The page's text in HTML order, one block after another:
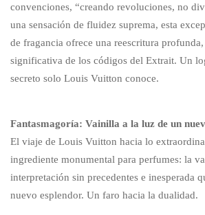
convenciones, “creando revoluciones, no
una sensación de fluidez suprema, esta
de fragancia ofrece una reescritura
significativa de los códigos del Extrait. Un
secreto solo Louis Vuitton conoce.
Fantasmagoría: Vainilla a la luz de un
El viaje de Louis Vuitton hacia lo
ingrediente monumental para perfumes: la
interpretación sin precedentes e inesperada
nuevo esplendor. Un faro hacia la dualidad.